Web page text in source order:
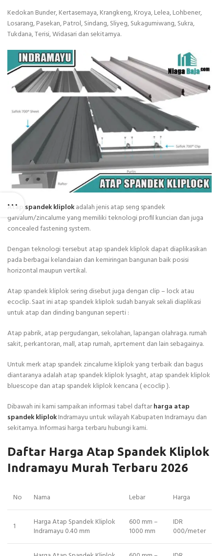
Kedokan Bunder, Kertasemaya, Krangkeng, Kroya, Lelea, Lohbener,
Losarang, Pasekan, Patrol, Sindang, Sliyeg, Sukagumiwang, Sukra,
Tukdana, Terisi, Widasari dan sekitarnya.
Atap spandek kliplokadalah jenis atap seng spandek
galvalum/zincalume yang memiliki teknologi profil kuncian dan juga
concealed fastening system.
Dengan teknologi tersebut atap spandek kliplok dapat diaplikasikan
pada berbagai kelandaian dan kemiringan bangunan baik posisi
horizontal maupun vertikal.
Atap spandek kliplok sering disebut juga dengan clip – lock atau
ecoclip. Saat ini atap spandek kliplok sudah banyak sekali diaplikasi
untuk atap dan dinding bangunan seperti :
Atap pabrik, atap pergudangan, sekolahan, lapangan olahraga. rumah
sakit, perkantoran, mall, atap rumah, aprtement dan lain sebagainya.
Untuk merk atap spandek zincalume kliplok yang terbaik dan bagus
diantaranya adalah atap spandek kliplok lysaght, atap spandek kliplok
bluescope dan atap spandek kliplok kencana ( ecoclip ).
Dibawah ini kami sampaikan informasi tabel daftarharga atap
spandek kliplokIndramayu untuk wilayah Kabupaten Indramayu dan
sekitarnya. Informasi harga terbaru hubungi kami.
Daftar Harga Atap Spandek Kliplok
Indramayu Murah Terbaru 2026
No Nama Lebar Harga
1
Harga Atap Spandek Kliplok
Indramayu 0.40 mm
600 mm –
1000 mm
IDR
000/meter